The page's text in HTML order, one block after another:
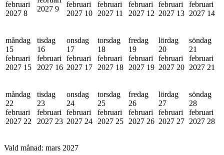
februari
2027 8
2027 9
februari
2027 10
februari
2027 11
februari
2027 12
februari
2027 13
februari
2027 14
måndag
15
februari
2027 15
tisdag
16
februari
2027 16
onsdag
17
februari
2027 17
torsdag
18
februari
2027 18
fredag
19
februari
2027 19
lördag
20
februari
2027 20
söndag
21
februari
2027 21
måndag
22
februari
2027 22
tisdag
23
februari
2027 23
onsdag
24
februari
2027 24
torsdag
25
februari
2027 25
fredag
26
februari
2027 26
lördag
27
februari
2027 27
söndag
28
februari
2027 28
Vald månad: mars 2027